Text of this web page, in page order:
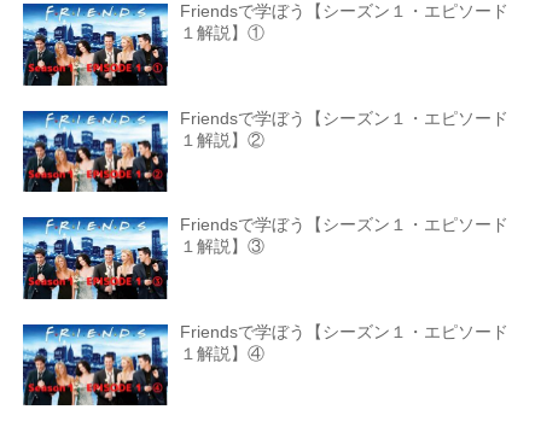
Friendsで学ぼう【シーズン１・エピソード
１解説】①
Friendsで学ぼう【シーズン１・エピソード
１解説】②
Friendsで学ぼう【シーズン１・エピソード
１解説】③
Friendsで学ぼう【シーズン１・エピソード
１解説】④